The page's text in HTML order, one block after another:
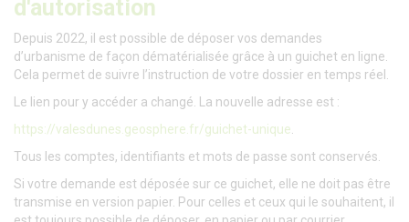
d'autorisation
Depuis 2022, il est possible de déposer vos demandes
d’urbanisme de façon dématérialisée grâce à un guichet en ligne.
Cela permet de suivre l’instruction de votre dossier en temps réel.
Le lien pour y accéder a changé. La nouvelle adresse est :
https://valesdunes.geosphere.fr/guichet-unique
Tous les comptes, identifiants et mots de passe sont conservés.
Si votre demande est déposée sur ce guichet, elle ne doit pas être
transmise en version papier. Pour celles et ceux qui le souhaitent, il